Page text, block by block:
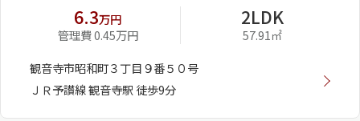
6.3万円
管理費 0.45万円
2LDK
57.91㎡
観音寺市昭和町３丁目９番５０号
ＪＲ予讃線 観音寺駅 徒歩9分